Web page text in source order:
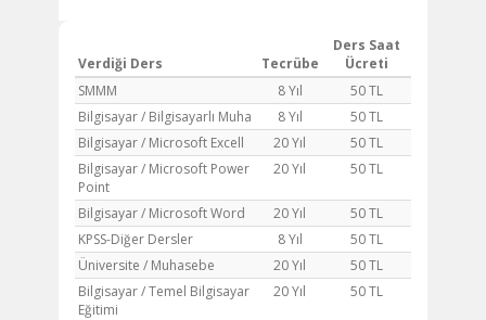
Verdiği Ders Tecrübe
Ders Saat
Ücreti
SMMM
8 Yıl
50 TL
Bilgisayar / Bilgisayarlı Muha
8 Yıl
50 TL
Bilgisayar / Microsoft Excell
20 Yıl
50 TL
Bilgisayar / Microsoft Power
Point
20 Yıl 50 TL
Bilgisayar / Microsoft Word 20 Yıl
50 TL
KPSS-Diğer Dersler
8 Yıl
50 TL
Üniversite / Muhasebe
20 Yıl
50 TL
Bilgisayar / Temel Bilgisayar
Eğitimi
20 Yıl 50 TL